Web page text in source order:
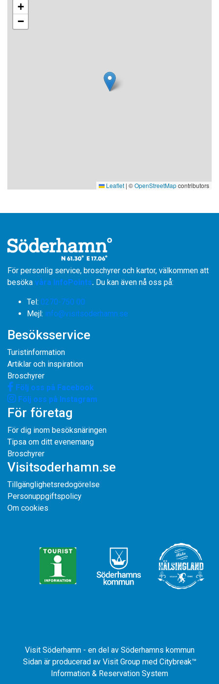
+
−
Leaflet | ©OpenStreetMapcontributors
För personlig service, broschyrer och kartor, välkommen att
besöka våra InfoPoints. Du kan även nå oss på:
Tel: 0270-750 00
​​​​​​​Mejl: info@visitsoderhamn.se
Besöksservice
Turistinformation
Artiklar och inspiration
Broschyrer
Följ oss på Facebook
Följ oss på Instagram
För företag
För dig inom besöksnäringen
Tipsa om ditt evenemang
Broschyrer
Visitsoderhamn.se
Tillgänglighetsredogörelse
Personuppgiftspolicy
Om cookies
Visit Söderhamn - en del av Söderhamns kommun
Sidan är producerad av Visit Groupmed Citybreak™
Information & Reservation System